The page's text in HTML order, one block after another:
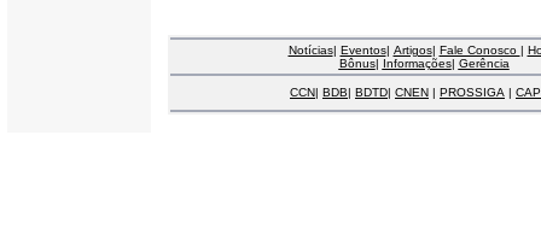
Notícias| Eventos| Artigos| Fale Conosco |
Bônus| Informações| Gerência
CCN| BDB| BDTD| CNEN | PROSSIGA |